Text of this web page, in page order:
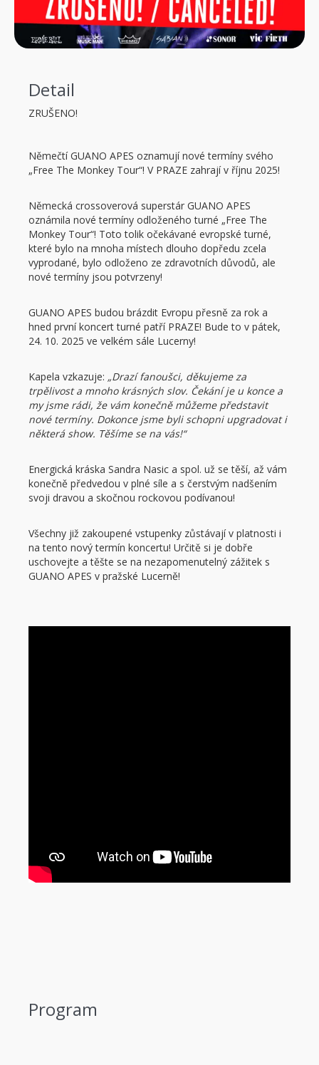
Detail
ZRUŠENO!
Němečtí GUANO APES oznamují nové termíny svého
„Free The Monkey Tour“! V PRAZE zahrají v říjnu 2025!
Německá crossoverová superstár GUANO APES
oznámila nové termíny odloženého turné „Free The
Monkey Tour“! Toto tolik očekávané evropské turné,
které bylo na mnoha místech dlouho dopředu zcela
vyprodané, bylo odloženo ze zdravotních důvodů, ale
nové termíny jsou potvrzeny!
GUANO APES budou brázdit Evropu přesně za rok a
hned první koncert turné patří PRAZE! Bude to v pátek,
24. 10. 2025 ve velkém sále Lucerny!
Kapela vzkazuje: „Drazí fanoušci, děkujeme za
trpělivost a mnoho krásných slov. Čekání je u konce a
my jsme rádi, že vám konečně můžeme představit
nové termíny. Dokonce jsme byli schopni upgradovat i
některá show. Těšíme se na vás!“
Energická kráska Sandra Nasic a spol. už se těší, až vám
konečně předvedou v plné síle a s čerstvým nadšením
svoji dravou a skočnou rockovou podívanou!
Všechny již zakoupené vstupenky zůstávají v platnosti i
na tento nový termín koncertu! Určitě si je dobře
uschovejte a těšte se na nezapomenutelný zážitek s
GUANO APES v pražské Lucerně!
Program